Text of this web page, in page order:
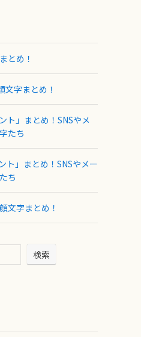
とめ！
文字まとめ！
ト」まとめ！SNSやメ
たち
ト」まとめ！SNSやメー
ち
文字まとめ！
検索